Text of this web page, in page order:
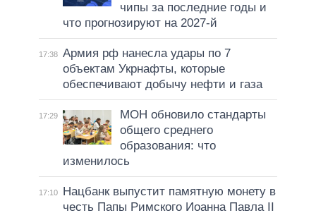
чипы за последние годы и
что прогнозируют на 2027-й
17:38 Армия рф нанесла удары по 7
объектам Укрнафты, которые
обеспечивают добычу нефти и газа
17:29
МОН обновило стандарты
общего среднего
образования: что
изменилось
17:10
Нацбанк выпустит памятную монету в
честь Папы Римского Иоанна Павла II